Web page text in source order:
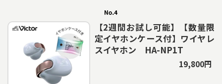
【2週間お試し可能】【数量限
定イヤホンケース付】ワイヤレ
スイヤホン HA-NP1T
19,800円